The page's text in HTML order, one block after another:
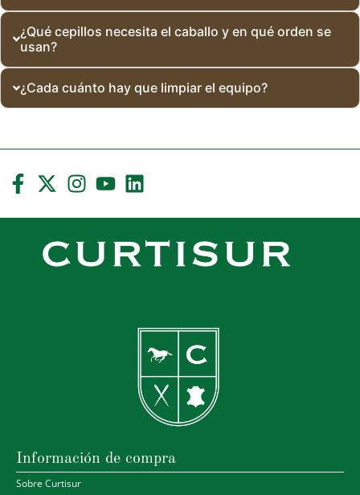
¿Qué cepillos necesita el caballo y en qué orden se
usan?
¿Cada cuánto hay que limpiar el equipo?
Información de compra
Sobre Curtisur